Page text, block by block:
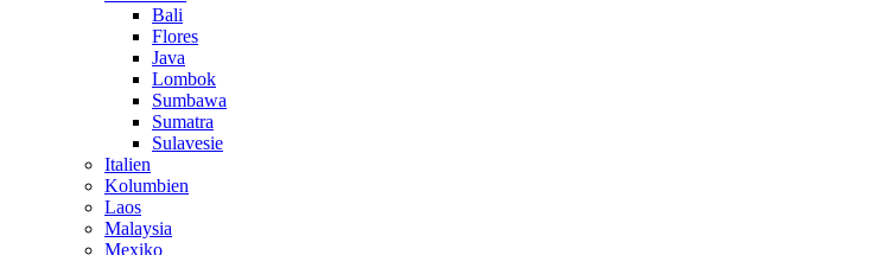
Bali
Flores
Java
Lombok
Sumbawa
Sumatra
Sulavesie
Italien
Kolumbien
Laos
Malaysia
Mexiko